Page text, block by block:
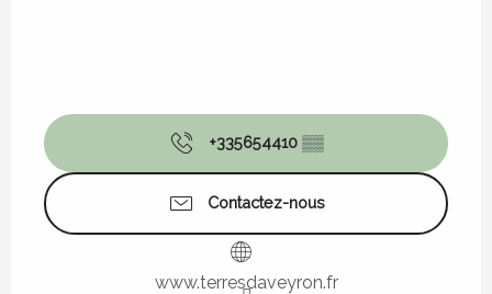
+335654410 ▒▒
Contactez-nous
www.terresdaveyron.fr